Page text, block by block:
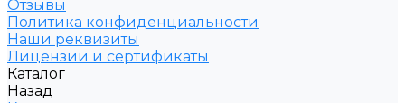
Отзывы
Политика конфиденциальности
Наши реквизиты
Лицензии и сертификаты
Каталог
Назад